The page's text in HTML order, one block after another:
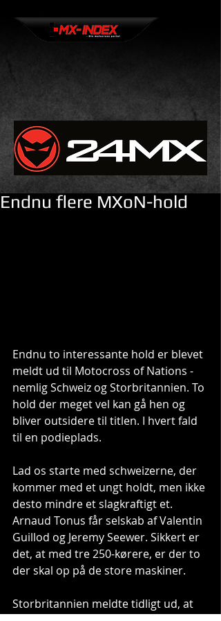
Endnu flere MXoN-hold
Endnu to interessante hold er blevet
meldt ud til Motocross of Nations -
nemlig Schweiz og Storbritannien. To
hold der meget vel kan gå hen og
bliver outsidere til titlen. I hvert fald
til en podieplads.
Lad os starte med schweizerne, der
kommer med et ungt holdt, men ikke
desto mindre et slagkraftigt et.
Arnaud Tonus får selskab af Valentin
Guillod og Jeremy Seewer. Sikkert er
det, at med tre 250-kørere, er der to
der skal op på de store maskiner.
Storbritannien meldte tidligt ud, at